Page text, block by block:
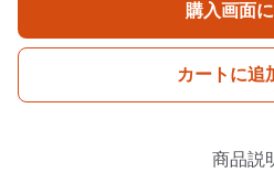
購入画面
カートに追
商品説